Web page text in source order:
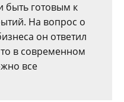
быть готовым к
На вопрос о
он ответил
в современном
все